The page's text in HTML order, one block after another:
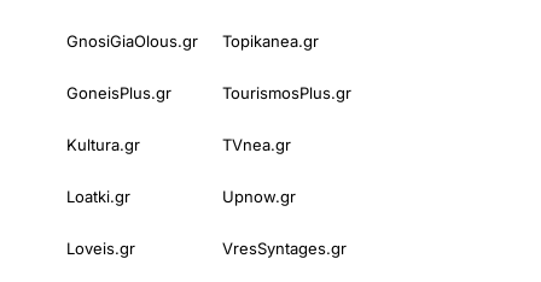
GnosiGiaOlous.gr Topikanea.gr
GoneisPlus.gr TourismosPlus.gr
Kultura.gr TVnea.gr
Loatki.gr Upnow.gr
Loveis.gr VresSyntages.gr